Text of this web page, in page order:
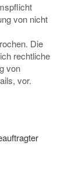
von nicht
Die
rechtliche
von
vor.